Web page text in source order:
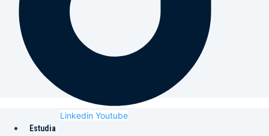
Linkedin Youtube
Estudia